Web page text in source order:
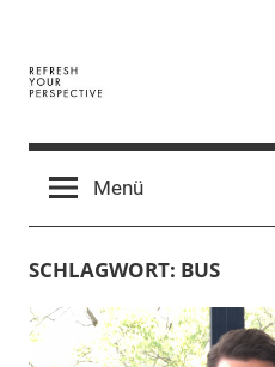
springen
Terminal
Y
Digital
BusinessMenü
SCHLAGWORT: BUS